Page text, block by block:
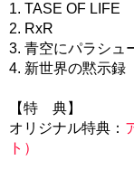
1. TASE OF LIFE
2. RxR
3. 青空にパラシュ
4. 新世界の黙示録
【特 典】
オリジナル特典：
ト）